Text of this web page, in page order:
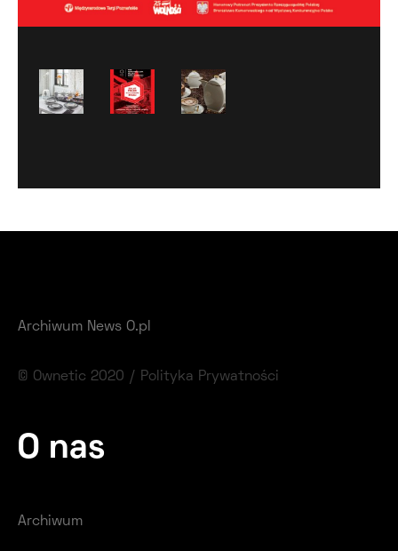
Archiwum News O.pl
© Ownetic 2020 / Polityka Prywatności
O nas
Archiwum